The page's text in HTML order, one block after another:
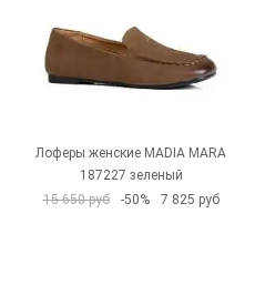
Лоферы женские MADIA MARA
187227 зеленый
15 650 руб
-50% 7 825 руб